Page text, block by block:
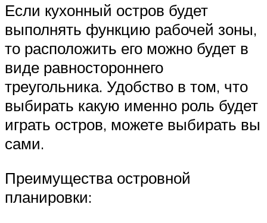
Если кухонный остров будет
выполнять функцию рабочей зоны,
то расположить его можно будет в
виде равностороннего
треугольника. Удобство в том, что
выбирать какую именно роль будет
играть остров, можете выбирать вы
сами.
Преимущества островной
планировки: